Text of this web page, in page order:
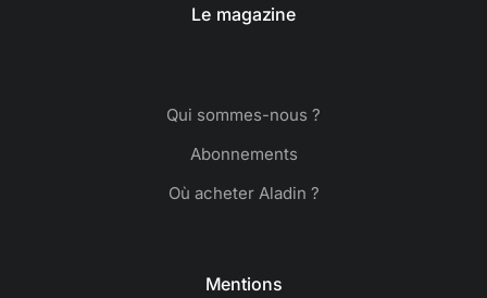
Le magazine
Qui sommes-nous ?
Abonnements
Où acheter Aladin ?
Mentions